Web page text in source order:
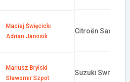
Maciej Święcicki
Adrian Janosik
Citroën Saxo
Mariusz Brylski
Sławomir Szpot
Suzuki Swift